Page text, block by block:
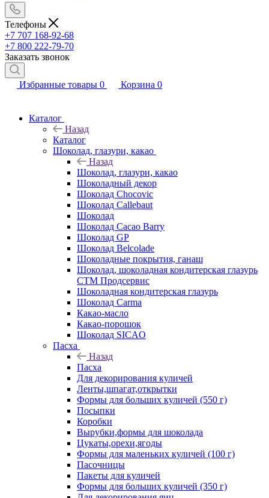
Телефоны
+7 707 168-92-68
+7 800 222-79-70
Заказать звонок
Избранные товары 0 Корзина 0
Каталог
Назад
Каталог
Шоколад, глазури, какао
Назад
Шоколад, глазури, какао
Шоколадный декор
Шоколад Chocovic
Шоколад Callebaut
Шоколад
Шоколад Cacao Barry
Шоколад GP
Шоколад Belcolade
Шоколадные покрытия, ганаш
Шоколад, шоколадная кондитерская глазурь
СТМ Продсервис
Шоколадная кондитерская глазурь
Шоколад Carma
Какао-масло
Какао-порошок
Шоколад SICAO
Пасха
Назад
Пасха
Для декорирования куличей
Ленты,шпагат,открытки
Формы для больших куличей (550 г)
Посыпки
Коробки
Вырубки,формы для шоколада
Цукаты,орехи,ягоды
Формы для маленьких куличей (100 г)
Пасочницы
Пакеты для куличей
Формы для больших куличей (350 г)